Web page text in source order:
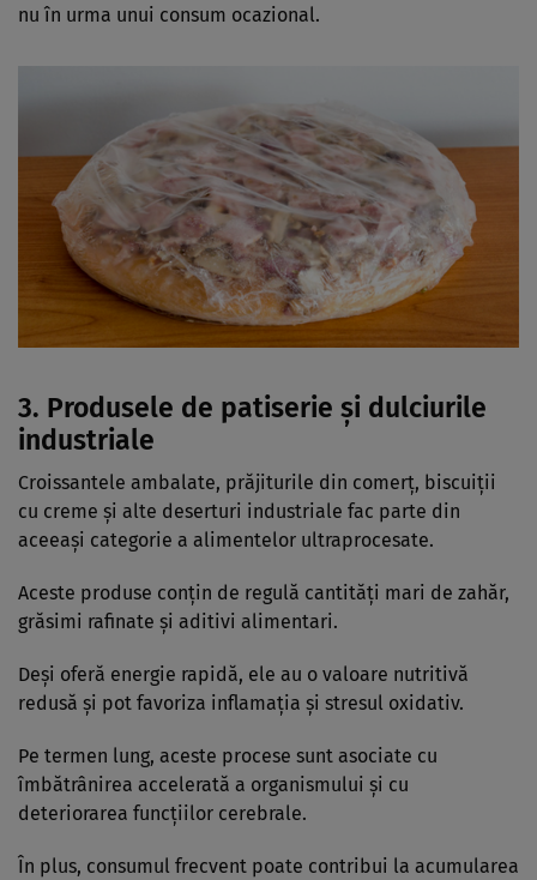
nu în urma unui consum ocazional.
3. Produsele de patiserie și dulciurile
industriale
Croissantele ambalate, prăjiturile din comerț, biscuiții
cu creme și alte deserturi industriale fac parte din
aceeași categorie a alimentelor ultraprocesate.
Aceste produse conțin de regulă cantități mari de zahăr,
grăsimi rafinate și aditivi alimentari.
Deși oferă energie rapidă, ele au o valoare nutritivă
redusă și pot favoriza inflamația și stresul oxidativ.
Pe termen lung, aceste procese sunt asociate cu
îmbătrânirea accelerată a organismului și cu
deteriorarea funcțiilor cerebrale.
În plus, consumul frecvent poate contribui la acumularea